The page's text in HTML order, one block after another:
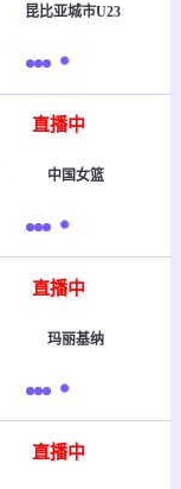
昆比亚城市U23
直播中
中国女篮
直播中
玛丽基纳
直播中